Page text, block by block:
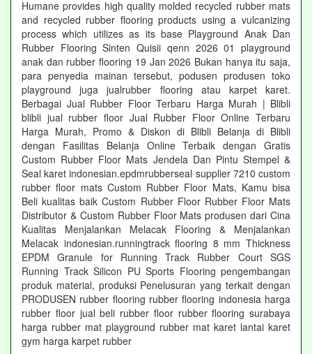
Humane provides high quality molded recycled rubber mats
and recycled rubber flooring products using a vulcanizing
process which utilizes as its base Playground Anak Dan
Rubber Flooring Sinten Quisii qenn 2026 01 playground
anak dan rubber flooring 19 Jan 2026 Bukan hanya itu saja,
para penyedia mainan tersebut, podusen produsen toko
playground juga jualrubber flooring atau karpet karet.
Berbagai Jual Rubber Floor Terbaru Harga Murah | Blibli
blibli jual rubber floor Jual Rubber Floor Online Terbaru
Harga Murah, Promo & Diskon di Blibli Belanja di Blibli
dengan Fasilitas Belanja Online Terbaik dengan Gratis
Custom Rubber Floor Mats Jendela Dan Pintu Stempel &
Seal karet indonesian.epdmrubberseal supplier 7210 custom
rubber floor mats Custom Rubber Floor Mats, Kamu bisa
Beli kualitas baik Custom Rubber Floor Rubber Floor Mats
Distributor & Custom Rubber Floor Mats produsen dari Cina
Kualitas Menjalankan Melacak Flooring & Menjalankan
Melacak indonesian.runningtrack flooring 8 mm Thickness
EPDM Granule for Running Track Rubber Court SGS
Running Track Silicon PU Sports Flooring pengembangan
produk material, produksi Penelusuran yang terkait dengan
PRODUSEN rubber flooring rubber flooring indonesia harga
rubber floor jual beli rubber floor rubber flooring surabaya
harga rubber mat playground rubber mat karet lantai karet
gym harga karpet rubber